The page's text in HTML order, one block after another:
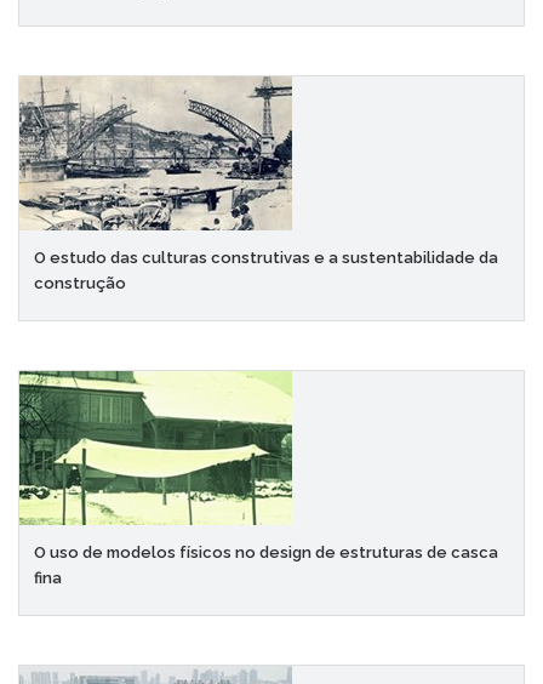
O estudo das culturas construtivas e a sustentabilidade da
construção
O uso de modelos físicos no design de estruturas de casca
fina